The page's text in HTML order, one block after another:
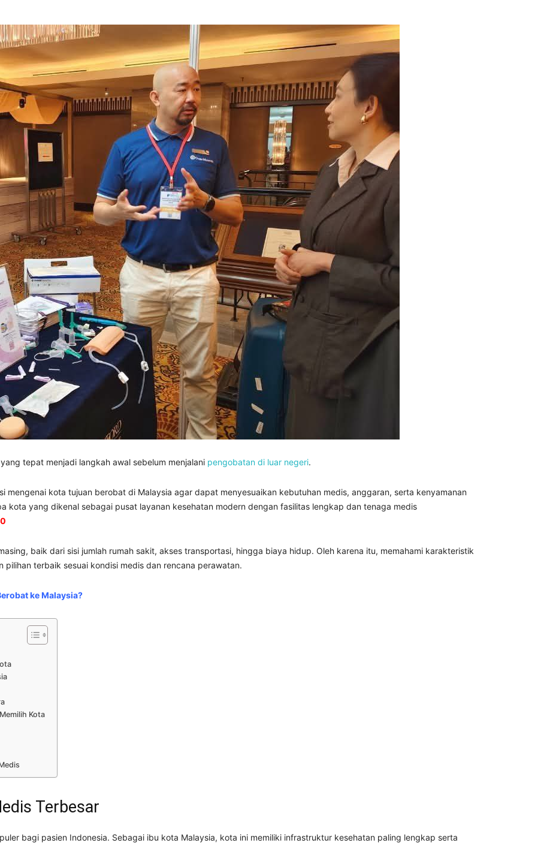
tepat menjadi langkah awal sebelum menjalani pengobatan di luar negeri.
mengenai kota tujuan berobat di Malaysia agar dapat menyesuaikan kebutuhan medis, anggaran, serta kenyamanan
kota yang dikenal sebagai pusat layanan kesehatan modern dengan fasilitas lengkap dan tenaga medis
baik dari sisi jumlah rumah sakit, akses transportasi, hingga biaya hidup. Oleh karena itu, memahami karakteristik
pilihan terbaik sesuai kondisi medis dan rencana perawatan.
ke Malaysia?
Kota
Terbesar
bagi pasien Indonesia. Sebagai ibu kota Malaysia, kota ini memiliki infrastruktur kesehatan paling lengkap serta